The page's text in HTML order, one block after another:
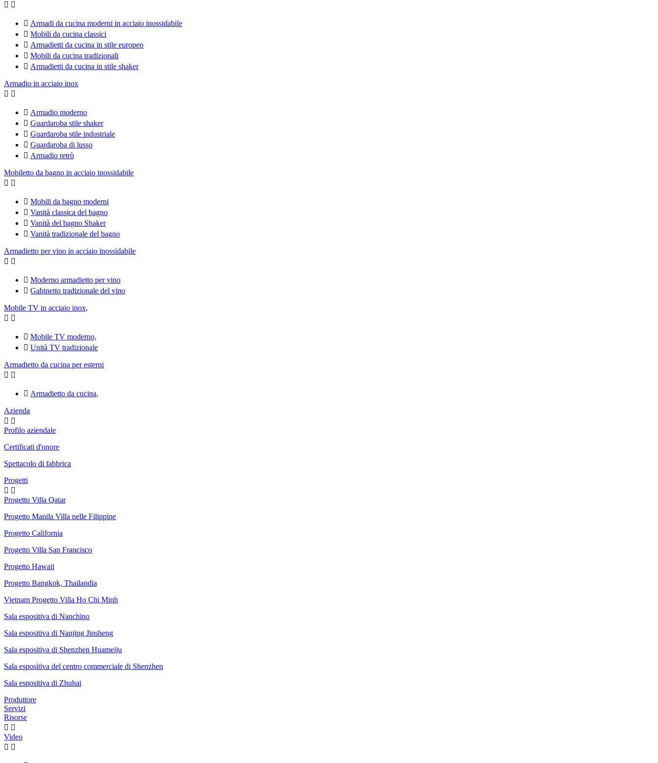
 
 Armadi da cucina moderni in acciaio inossidabile
 Mobili da cucina classici
 Armadietti da cucina in stile europeo
 Mobili da cucina tradizionali
 Armadietti da cucina in stile shaker
Armadio in acciaio inox
 
 Armadio moderno
 Guardaroba stile shaker
 Guardaroba stile industriale
 Guardaroba di lusso
 Armadio retrò
Mobiletto da bagno in acciaio inossidabile
 
 Mobili da bagno moderni
 Vanità classica del bagno
 Vanità del bagno Shaker
 Vanità tradizionale del bagno
Armadietto per vino in acciaio inossidabile
 
 Moderno armadietto per vino
 Gabinetto tradizionale del vino
Mobile TV in acciaio inox,
 
 Mobile TV moderno,
 Unità TV tradizionale
Armadietto da cucina per esterni
 
 Armadietto da cucina,
Azienda
 
Profilo aziendale
Certificati d'onore
Spettacolo di fabbrica
Progetti
 
Progetto Villa Qatar
Progetto Manila Villa nelle Filippine
Progetto California
Progetto Villa San Francisco
Progetto Hawaii
Progetto Bangkok, Thailandia
Vietnam Progetto Villa Ho Chi Minh
Sala espositiva di Nanchino
Sala espositiva di Nanjing Jinsheng
Sala espositiva di Shenzhen Huameiju
Sala espositiva del centro commerciale di Shenzhen
Sala espositiva di Zhuhai
Produttore
Servizi
Risorse
 
Video
 